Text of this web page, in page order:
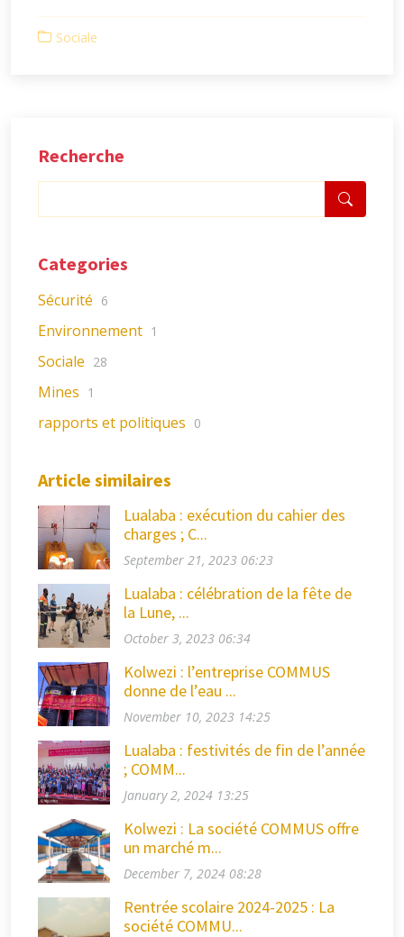
Sociale
Recherche
Categories
Sécurité 6
Environnement 1
Sociale 28
Mines 1
rapports et politiques 0
Article similaires
Lualaba : exécution du cahier des
charges ; C...
September 21, 2023 06:23
Lualaba : célébration de la fête de
la Lune, ...
October 3, 2023 06:34
Kolwezi : l’entreprise COMMUS
donne de l’eau ...
November 10, 2023 14:25
Lualaba : festivités de fin de l’année
; COMM...
January 2, 2024 13:25
Kolwezi : La société COMMUS offre
un marché m...
December 7, 2024 08:28
Rentrée scolaire 2024-2025 : La
société COMMU...